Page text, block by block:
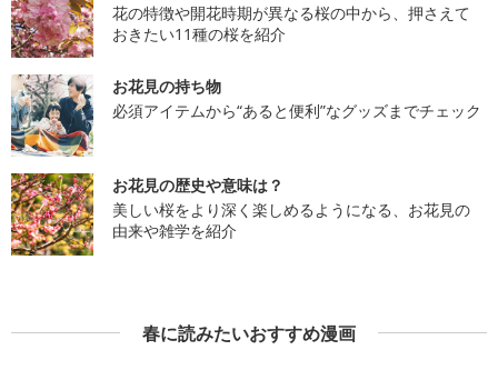
花の特徴や開花時期が異なる桜の中から、押さえて
おきたい11種の桜を紹介
お花見の持ち物
必須アイテムから“あると便利”なグッズまでチェック
お花見の歴史や意味は？
美しい桜をより深く楽しめるようになる、お花見の
由来や雑学を紹介
春に読みたいおすすめ漫画